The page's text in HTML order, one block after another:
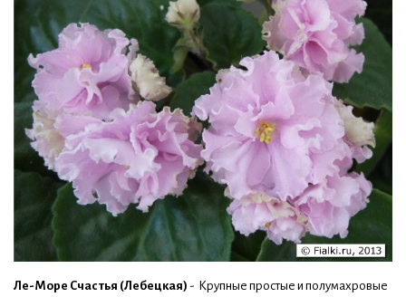
Ле-Море Счастья (Лебецкая) - Крупные простые и полумахровые